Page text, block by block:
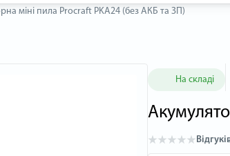
міні пила Procraft PKA24 (без АКБ та ЗП)
На складі